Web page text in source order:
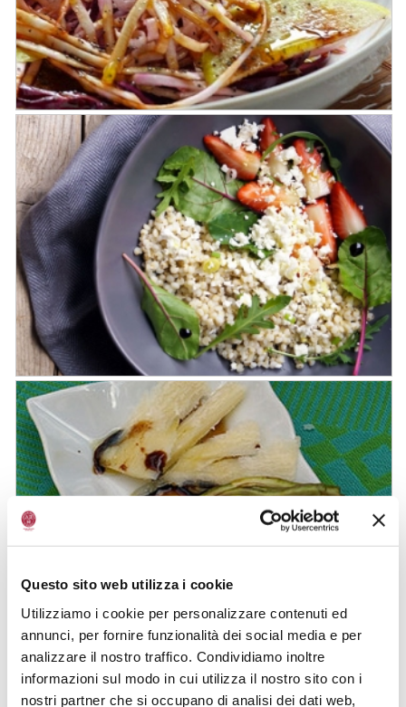
Questo sito web utilizza i cookie
Utilizziamo i cookie per personalizzare contenuti ed
annunci, per fornire funzionalità dei social media e per
analizzare il nostro traffico. Condividiamo inoltre
informazioni sul modo in cui utilizza il nostro sito con i
nostri partner che si occupano di analisi dei dati web,
Solomillo de buey al Vinagre
Balsámico de Módena IGP
Ensalada de apio-nabo, manzana y col
violeta
Ensalada de sorgo con fresas, queso
de Módena IGP